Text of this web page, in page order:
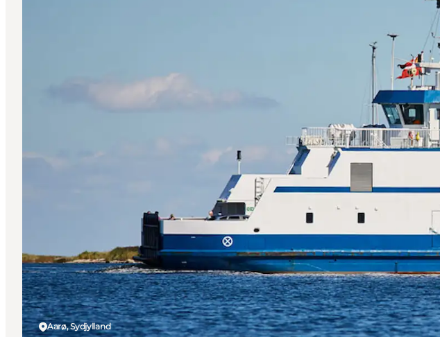
Aarø, Sydjylland